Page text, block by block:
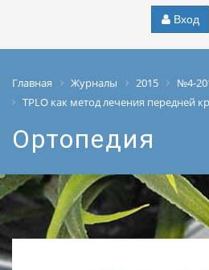
Вход
Главная Журналы 2015
№4-
TPLO как метод лечения передней
Ортопедия